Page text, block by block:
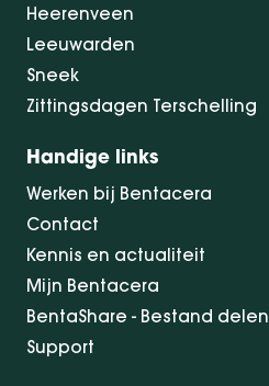
Heerenveen
Leeuwarden
Sneek
Zittingsdagen Terschelling
Handige links
Werken bij Bentacera
Contact
Kennis en actualiteit
Mijn Bentacera
BentaShare - Bestand delen
Support